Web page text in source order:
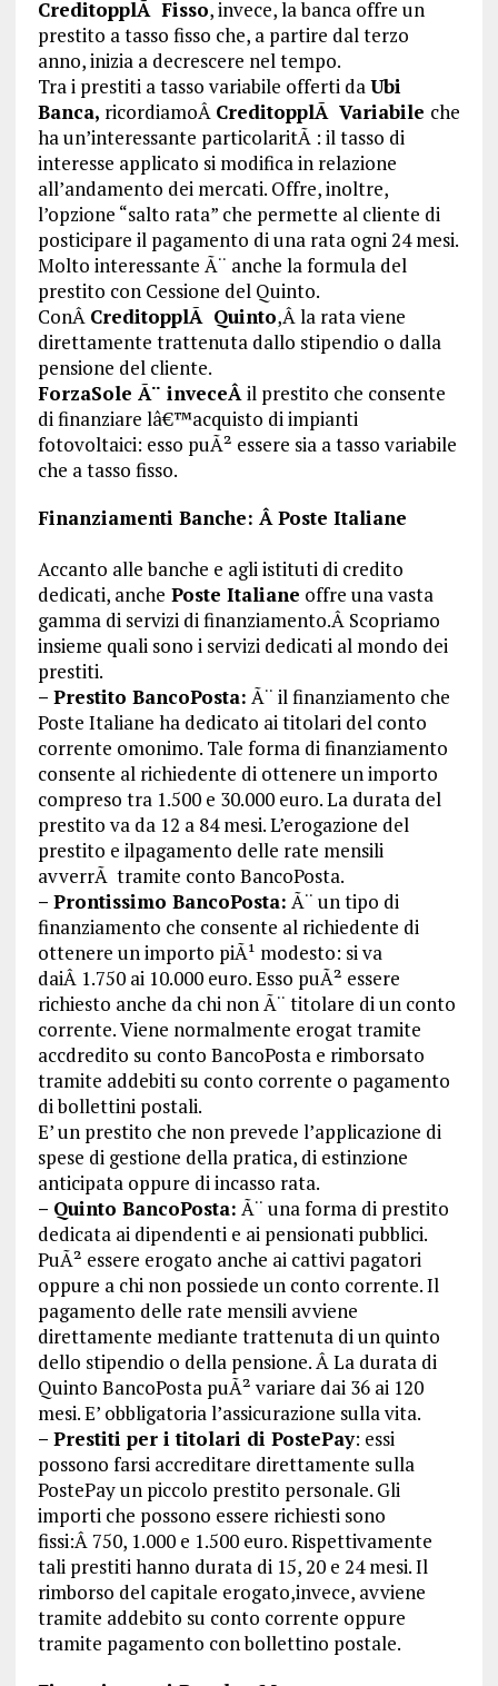
CreditopplÃ Fisso, invece, la banca offre un
prestito a tasso fisso che, a partire dal terzo
anno, inizia a decrescere nel tempo.
Tra i prestiti a tasso variabile offerti daUbi
Banca, ricordiamoÂ CreditopplÃ Variabile che
ha un’interessante particolaritÃ : il tasso di
interesse applicato si modifica in relazione
all’andamento dei mercati. Offre, inoltre,
l’opzione “salto rata” che permette al cliente di
posticipare il pagamento di una rata ogni 24 mesi.
Molto interessante Ã¨ anche la formula del
prestito con Cessione del Quinto.
ConÂ CreditopplÃ Quinto,Â la rata viene
direttamente trattenuta dallo stipendio o dalla
pensione del cliente.
ForzaSole Ã¨ inveceÂil prestito che consente
di finanziare lâ€™acquisto di impianti
fotovoltaici: esso puÃ² essere sia a tasso variabile
che a tasso fisso.
Finanziamenti Banche: Â Poste Italiane
Accanto alle banche e agli istituti di credito
dedicati, anche Poste Italiane offre una vasta
gamma di servizi di finanziamento.Â Scopriamo
insieme quali sono i servizi dedicati al mondo dei
prestiti.
– Prestito BancoPosta: Ã¨ il finanziamento che
Poste Italiane ha dedicato ai titolari del conto
corrente omonimo. Tale forma di finanziamento
consente al richiedente di ottenere un importo
compreso tra 1.500 e 30.000 euro. La durata del
prestito va da 12 a 84 mesi. L’erogazione del
prestito e ilpagamento delle rate mensili
avverrÃ tramite conto BancoPosta.
– Prontissimo BancoPosta: Ã¨ un tipo di
finanziamento che consente al richiedente di
ottenere un importo piÃ¹ modesto: si va
daiÂ 1.750 ai 10.000 euro. Esso puÃ² essere
richiesto anche da chi non Ã¨ titolare di un conto
corrente. Viene normalmente erogat tramite
accdredito su conto BancoPosta e rimborsato
tramite addebiti su conto corrente o pagamento
di bollettini postali.
E’ un prestito che non prevede l’applicazione di
spese di gestione della pratica, di estinzione
anticipata oppure di incasso rata.
– Quinto BancoPosta: Ã¨ una forma di prestito
dedicata ai dipendenti e ai pensionati pubblici.
PuÃ² essere erogato anche ai cattivi pagatori
oppure a chi non possiede un conto corrente. Il
pagamento delle rate mensili avviene
direttamente mediante trattenuta di un quinto
dello stipendio o della pensione. Â La durata di
Quinto BancoPosta puÃ² variare dai 36 ai 120
mesi. E’ obbligatoria l’assicurazione sulla vita.
– Prestiti per i titolari di PostePay: essi
possono farsi accreditare direttamente sulla
PostePay un piccolo prestito personale. Gli
importi che possono essere richiesti sono
fissi:Â 750, 1.000 e 1.500 euro. Rispettivamente
tali prestiti hanno durata di 15, 20 e 24 mesi. Il
rimborso del capitale erogato,invece, avviene
tramite addebito su conto corrente oppure
tramite pagamento con bollettino postale.